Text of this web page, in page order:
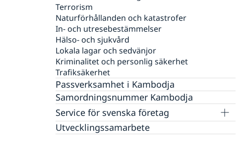
Bosatt utomlands
Dödsfall utomlands
Efterlevandepension
Advokatlista
Avgifter
Terrorism
Naturförhållanden och katastrofer
In- och utresebestämmelser
Hälso- och sjukvård
Lokala lagar och sedvänjor
Kriminalitet och personlig säkerhet
Trafiksäkerhet
Passverksamhet i Kambodja
Samordningsnummer Kambodja
Service för svenska företag
Handel med utlandet
Utvecklingssamarbete